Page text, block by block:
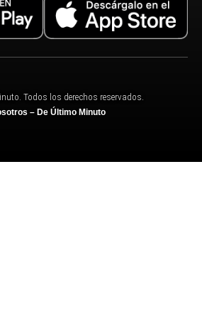
Todos los derechos reservados.
– De Último Minuto